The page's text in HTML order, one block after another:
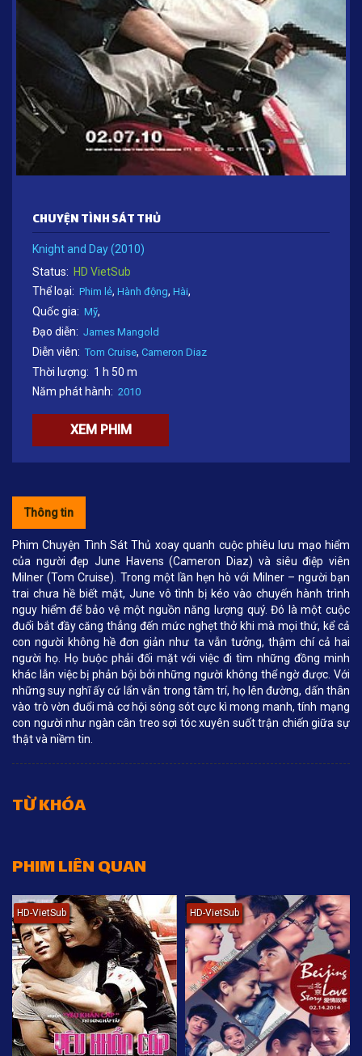
CHUYỆN TÌNH SÁT THỦ
Knight and Day (2010)
Status: HD VietSub
Thể loại: Phim lẻ, Hành động, Hài,
Quốc gia: Mỹ,
Đạo diễn: James Mangold
Diễn viên: Tom Cruise, Cameron Diaz
Thời lượng: 1 h 50 m
Năm phát hành: 2010
XEM PHIM
Thông tin
Phim Chuyện Tình Sát Thủ xoay quanh cuộc phiêu lưu mạo hiểm
của người đẹp June Havens (Cameron Diaz) và siêu điệp viên
Milner (Tom Cruise). Trong một lần hẹn hò với Milner – người bạn
trai chưa hề biết mặt, June vô tình bị kéo vào chuyến hành trình
nguy hiểm để bảo vệ một nguồn năng lượng quý. Đó là một cuộc
đuổi bắt đầy căng thẳng đến mức nghẹt thở khi mà mọi thứ, kể cả
con người không hề đơn giản như ta vẫn tưởng, thậm chí cả hai
người họ. Họ buộc phải đối mặt với việc đi tìm những đồng minh
khác lẫn việc bị phản bội bởi những người không thể ngờ được. Với
những suy nghĩ ấy cứ lẩn vẫn trong tâm trí, họ lên đường, dấn thân
vào trò vờn đuổi mà cơ hội sóng sót cực kì mong manh, tính mạng
con người như ngàn cân treo sợi tóc xuyên suốt trận chiến giữa sự
thật và niềm tin.
TỪ KHÓA
PHIM LIÊN QUAN
HD-VietSub HD-VietSub